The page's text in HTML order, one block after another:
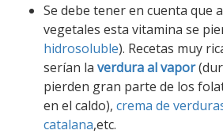
Se debe tener en cuenta que
vegetales esta vitamina se
hidrosoluble). Recetas muy
serían la verdura al vapor
pierden gran parte de los
en el caldo), crema de
catalana,etc.